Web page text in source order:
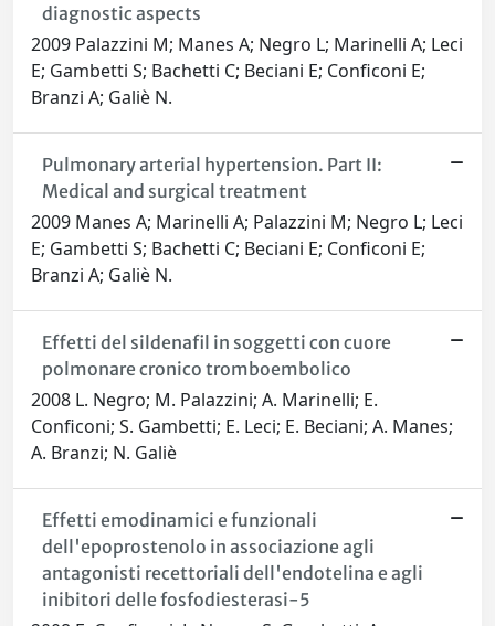
diagnostic aspects
2009 Palazzini M; Manes A; Negro L; Marinelli A; Leci
E; Gambetti S; Bachetti C; Beciani E; Conficoni E;
Branzi A; Galiè N.
Pulmonary arterial hypertension. Part II:
Medical and surgical treatment
2009 Manes A; Marinelli A; Palazzini M; Negro L; Leci
E; Gambetti S; Bachetti C; Beciani E; Conficoni E;
Branzi A; Galiè N.
Effetti del sildenafil in soggetti con cuore
polmonare cronico tromboembolico
2008 L. Negro; M. Palazzini; A. Marinelli; E.
Conficoni; S. Gambetti; E. Leci; E. Beciani; A. Manes;
A. Branzi; N. Galiè
Effetti emodinamici e funzionali
dell'epoprostenolo in associazione agli
antagonisti recettoriali dell'endotelina e agli
inibitori delle fosfodiesterasi-5